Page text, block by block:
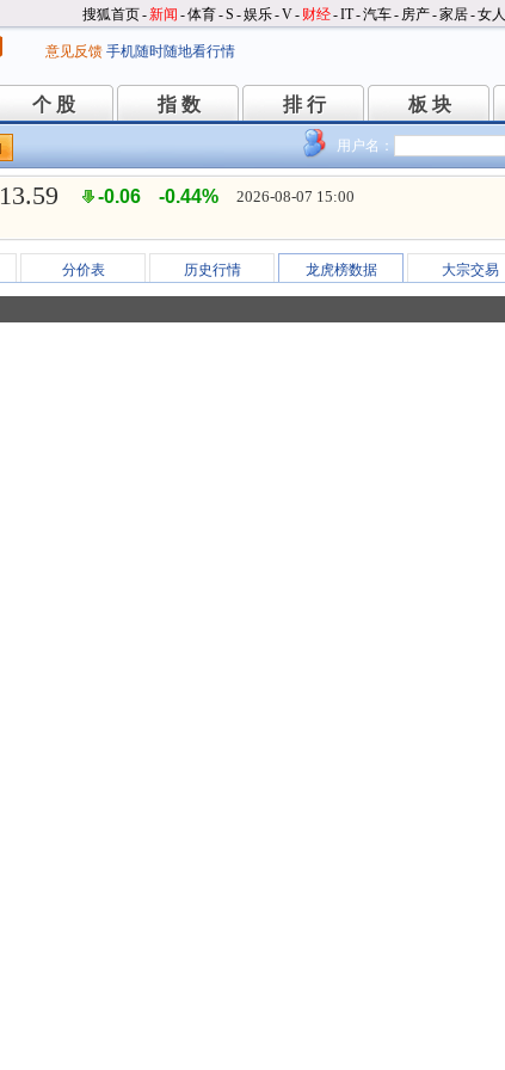
搜狐首页-新闻 -体育-S -娱乐-V- 财经-IT-汽车- 房产-家居-女人
意见反馈 手机随时随地看行情
个 股
个 股 指 数
指 数 排 行
排 行 板 块
板 块
用户名：
13.59 -0.06 -0.44% 2026-08-07 15:00
分价表 历史行情 龙虎榜数据 大宗交易